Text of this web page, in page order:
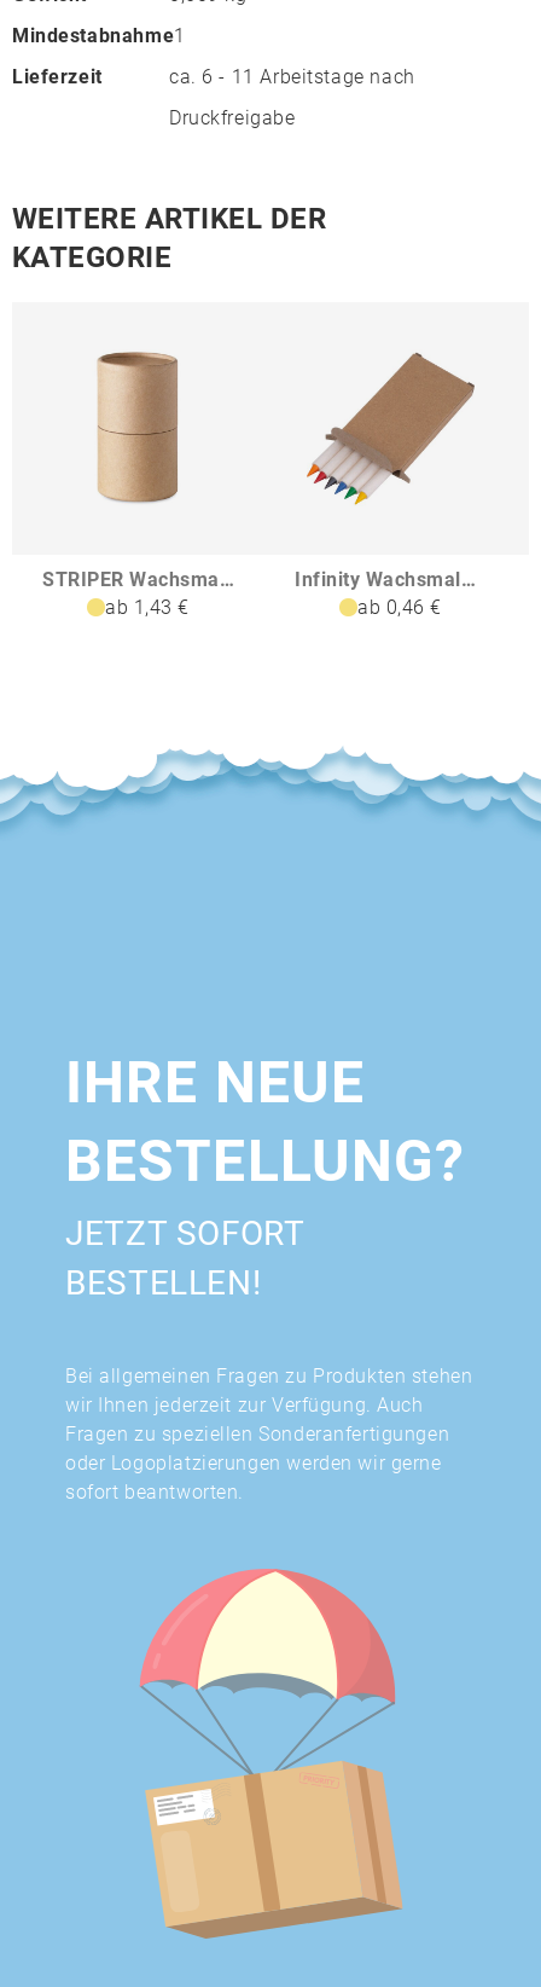
Mindestabnahme1
Lieferzeit
ca. 6 - 11 Arbeitstage nach
Druckfreigabe
WEITERE ARTIKEL DER
KATEGORIE
STRIPER Wachsmalkreide 30-teilig
ab 1,43 €
Infinity Wachsmalkreidenset Kingston
ab 0,46 €
IHRE NEUE
BESTELLUNG?
JETZT SOFORT
BESTELLEN!
Bei allgemeinen Fragen zu Produkten stehen
wir Ihnen jederzeit zur Verfügung. Auch
Fragen zu speziellen Sonderanfertigungen
oder Logoplatzierungen werden wir gerne
sofort beantworten.